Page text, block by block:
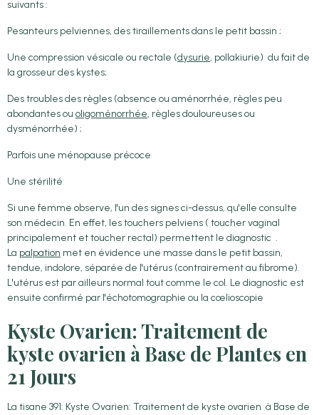
suivants :
Pesanteurs pelviennes, des tiraillements dans le petit bassin ;
Une compression vésicale ou rectale (dysurie, pollakiurie) du fait de
la grosseur des kystes;
Des troubles des règles (absence ou aménorrhée, règles peu
abondantes ou oligoménorrhée, règles douloureuses ou
dysménorrhée) ;
Parfois une ménopause précoce
Une stérilité
Si une femme observe, l'un des signes ci-dessus, qu'elle consulte
son médecin. En effet, les touchers pelviens ( toucher vaginal
principalement et toucher rectal) permettent le diagnostic .
La palpation met en évidence une masse dans le petit bassin,
tendue, indolore, séparée de l'utérus (contrairement au fibrome).
L'utérus est par ailleurs normal tout comme le col. Le diagnostic est
ensuite confirmé par l'échotomographie ou la cœlioscopie
Kyste Ovarien: Traitement de
kyste ovarien à Base de Plantes en
21 Jours
La tisane 391: Kyste Ovarien: Traitement de kyste ovarien à Base de